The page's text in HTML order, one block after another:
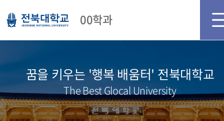
00학과
꿈을 키우는 '행복 배움터' 전북대학교
The Best Glocal University